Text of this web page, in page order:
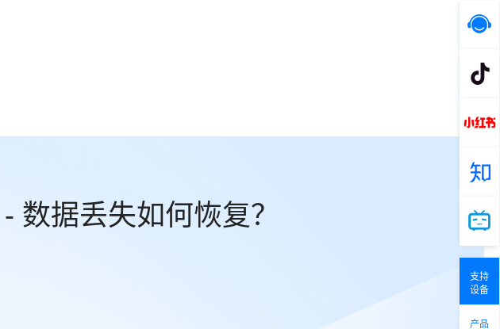
支持
设备
产品
数据丢失如何恢复？